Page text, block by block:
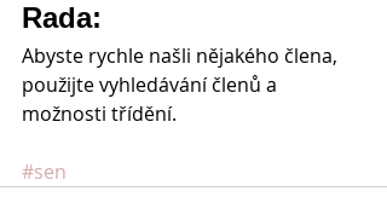
Rada:
Abyste rychle našli nějakého člena,
použijte vyhledávání členů a
možnosti třídění.
#sen